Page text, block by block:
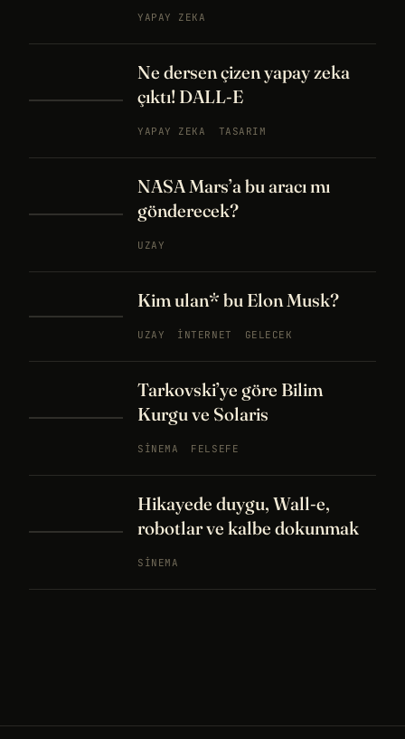
YAPAY ZEKA
Ne dersen çizen yapay zeka
çıktı! DALL-E
YAPAY ZEKA TASARIM
NASA Mars’a bu aracı mı
gönderecek?
UZAY
Kim ulan* bu Elon Musk?
UZAY İNTERNET GELECEK
Tarkovski’ye göre Bilim
Kurgu ve Solaris
SINEMA FELSEFE
Hikayede duygu, Wall-e,
robotlar ve kalbe dokunmak
SINEMA